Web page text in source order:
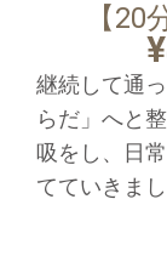
【20
継続して通
らだ」へと
吸をし、日
てていきまし